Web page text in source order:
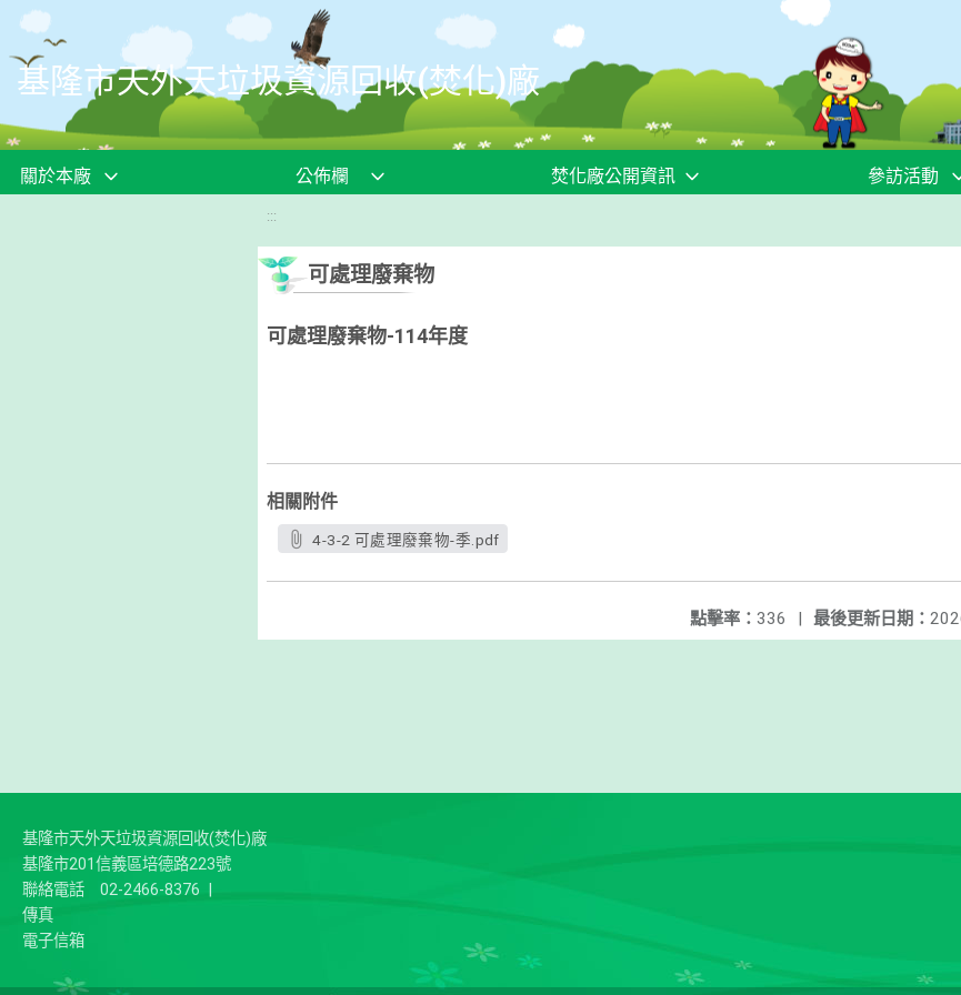
移至網頁之主要內容區位置
基隆市天外天垃圾資源回收(焚化)廠
關於本廠 公佈欄 焚化廠公開資訊 參訪活動
:::
可處理廢棄物
可處理廢棄物-114年度
相關附件
4-3-2 可處理廢棄物-季.pdf
最後更新日期：
點擊率： 336 |
基隆市天外天垃圾資源回收(焚化)廠
基隆市201信義區培德路223號
聯絡電話
02-2466-8376
傳真
電子信箱